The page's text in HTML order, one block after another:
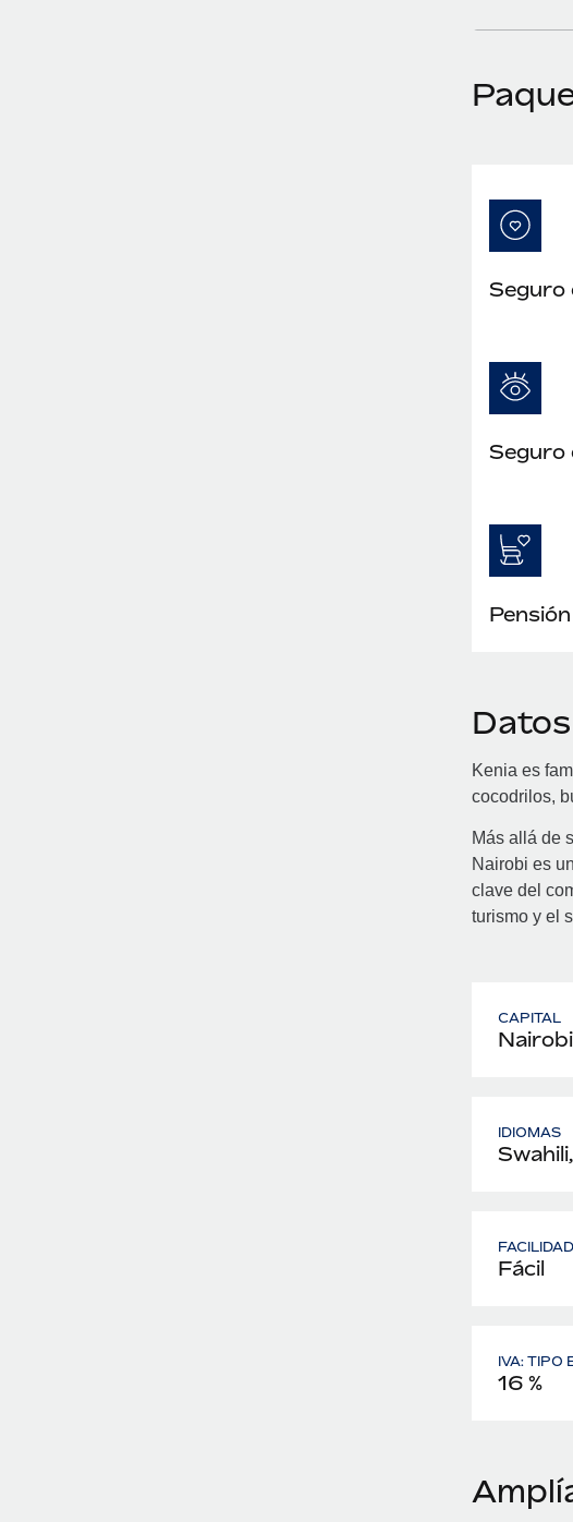
Seguro
Seguro
Kenia es
cocodrilos,
Más allá de
Nairobi es
clave del
turismo y el
CAPITAL
Nairobi
IDIOMAS
Fácil
IVA: TIPO
16 %